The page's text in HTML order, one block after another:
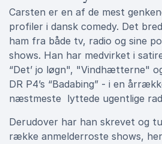
Carsten er en af de mest
profiler i dansk comedy. Det
ham fra både tv, radio og sine
shows. Han har medvirket i
“Det’ jo løgn", "Vindhætterne"
DR P4’s “Badabing” - i en
næstmeste lyttede ugentlige
Derudover har han skrevet og
række anmelderroste shows,